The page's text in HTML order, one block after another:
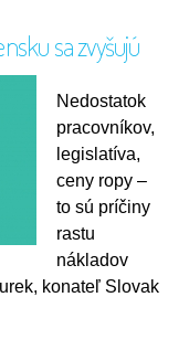
sa zvyšujú
Nedostatok
pracovníkov,
legislatíva,
ceny ropy –
to sú príčiny
rastu
nákladov
konateľ Slovak